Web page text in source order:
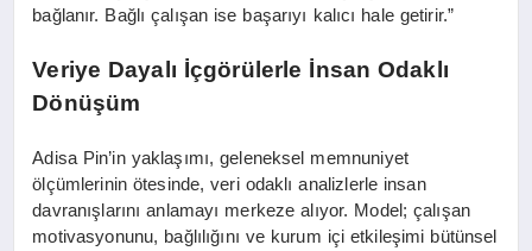
bağlanır. Bağlı çalışan ise başarıyı kalıcı hale getirir.”
Veriye Dayalı İçgörülerle İnsan Odaklı
Dönüşüm
Adisa Pin’in yaklaşımı, geleneksel memnuniyet
ölçümlerinin ötesinde, veri odaklı analizlerle insan
davranışlarını anlamayı merkeze alıyor. Model; çalışan
motivasyonunu, bağlılığını ve kurum içi etkileşimi bütünsel